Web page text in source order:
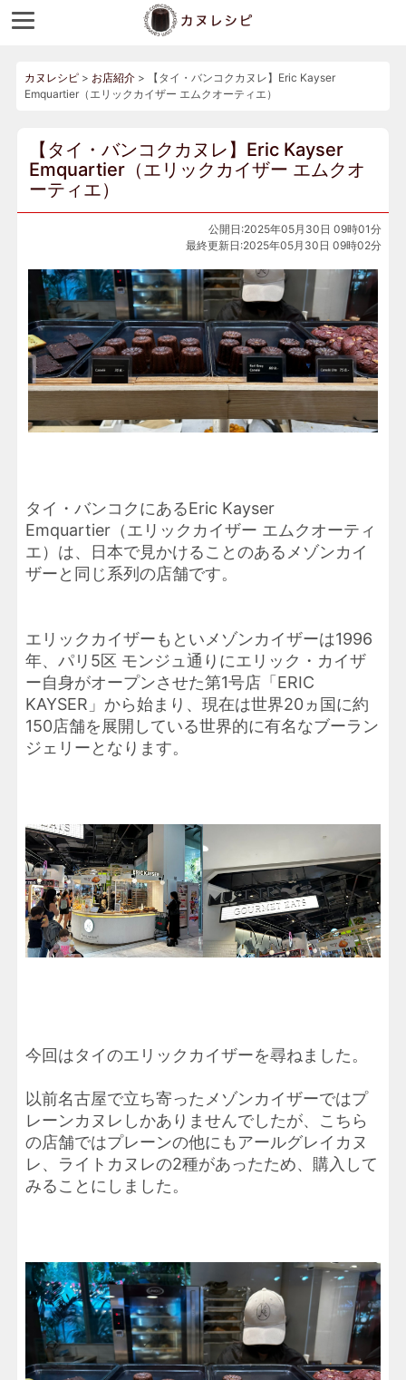
カヌレシピ> お店紹介>
【タイ・バンコクカヌレ】Eric Kayser
Emquartier（エリックカイザー エムクオーティエ）
【タイ・バンコクカヌレ】Eric Kayser
Emquartier（エリックカイザー エムクオ
ーティエ）
公開日:2025年05月30日 09時01分
最終更新日:2025年05月30日 09時02分
タイ・バンコクにあるEric Kayser
Emquartier（エリックカイザー エムクオーティ
エ）は、日本で見かけることのあるメゾンカイ
ザーと同じ系列の店舗です。
エリックカイザーもといメゾンカイザーは1996
年、パリ5区 モンジュ通りにエリック・カイザ
ー自身がオープンさせた第1号店「ERIC
KAYSER」から始まり、現在は世界20ヵ国に約
150店舗を展開している世界的に有名なブーラン
ジェリーとなります。
今回はタイのエリックカイザーを尋ねました。
以前名古屋で立ち寄ったメゾンカイザーではプ
レーンカヌレしかありませんでしたが、こちら
の店舗ではプレーンの他にもアールグレイカヌ
レ、ライトカヌレの2種があったため、購入して
みることにしました。